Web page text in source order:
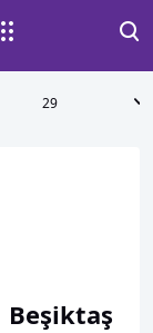
29
Beşiktaş